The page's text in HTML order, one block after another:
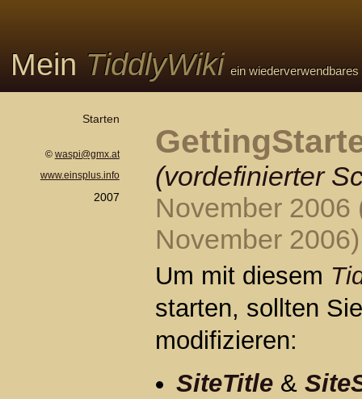
Mein TiddlyWiki ein
Mein TiddlyWiki ein
Starten
© waspi@gmx.at
www.einsplus.info
2007
(vordefinierter
November 2006
November 2006)
Um mit diesem
modifizieren:
SiteTitle&